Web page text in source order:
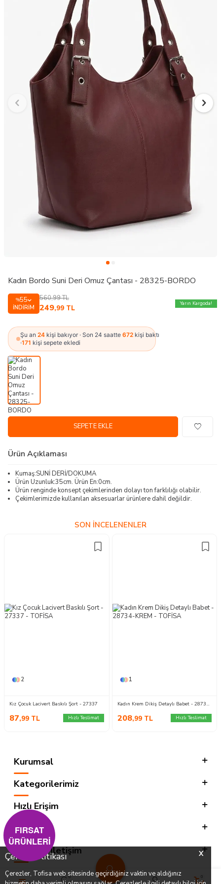
X
Çerez Politikası
Çerezler, Tofisa web sitesinde geçirdiğiniz vaktin ve aldığınız
0 0
Kadın Bordo Suni Deri Omuz Çantası - 28325-BORDO
%55
İNDIRIM
560,99TL
249,99 TL
Yarın Kargoda!
Şu an 24 kişi bakıyor · Son 24 saatte 672 kişi baktı
·171 kişi sepete ekledi
SEPETE EKLE
Ürün Açıklaması
Kumaş:SUNİ DERİ/DOKUMA
Ürün Uzunluk:35cm. Ürün En:0cm.
Ürün renginde konsept çekimlerinden dolayı ton farklılığı olabilir.
Çekimlerimizde kullanılan aksesuarlar ürünlere dahil değildir.
SON İNCELENENLER
2
Kız Çocuk Lacivert Baskılı Şort - 27337
87,99 TL Hızlı Teslimat
1
Kadın Krem Dikiş Detaylı Babet - 28734-KREM
208,99 TL Hızlı Teslimat
Kurumsal
Kategorilerimiz
Hızlı Erişim
Sosyal
Adres & İletişim
FIRSAT
ÜRÜNLERİ